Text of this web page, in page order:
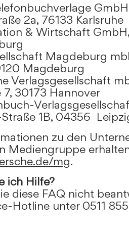
GmbH
2a, 76133 Karlsruhe
& Wirtschaft
Magdeburg
Magdeburg
Verlagsgesellschaft
30173 Hannover
1B, 04356
zu den
Mediengruppe
mg.
ich Hilfe?
diese FAQ nicht
Hotline unter 0511